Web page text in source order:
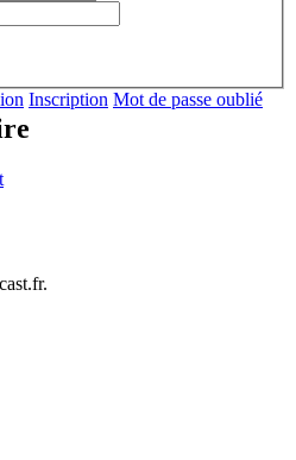
Inscription Mot de passe oublié